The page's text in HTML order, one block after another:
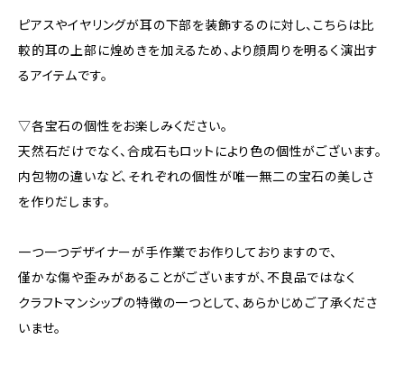
ピアスやイヤリングが耳の下部を装飾するのに対し、こちらは比
較的耳の上部に煌めきを加えるため、より顔周りを明るく演出す
るアイテムです。
▽各宝石の個性をお楽しみください。
天然石だけでなく、合成石もロットにより色の個性がございます。
内包物の違いなど、それぞれの個性が唯一無二の宝石の美しさ
を作りだします。
一つ一つデザイナーが手作業でお作りしておりますので、
僅かな傷や歪みがあることがございますが、不良品ではなく
クラフトマンシップの特徴の一つとして、あらかじめご了承くださ
いませ。